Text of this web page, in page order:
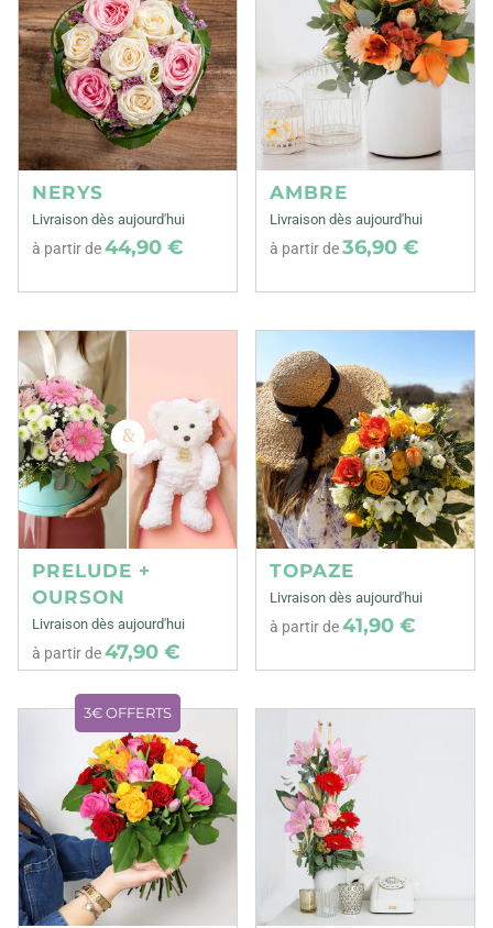
NERYS
Livraison dès aujourd'hui
à partir de44,90 €
AMBRE
Livraison dès aujourd'hui
à partir de36,90 €
PRELUDE +
OURSON
Livraison dès aujourd'hui
à partir de47,90 €
TOPAZE
Livraison dès aujourd'hui
à partir de41,90 €
3€ OFFERTS